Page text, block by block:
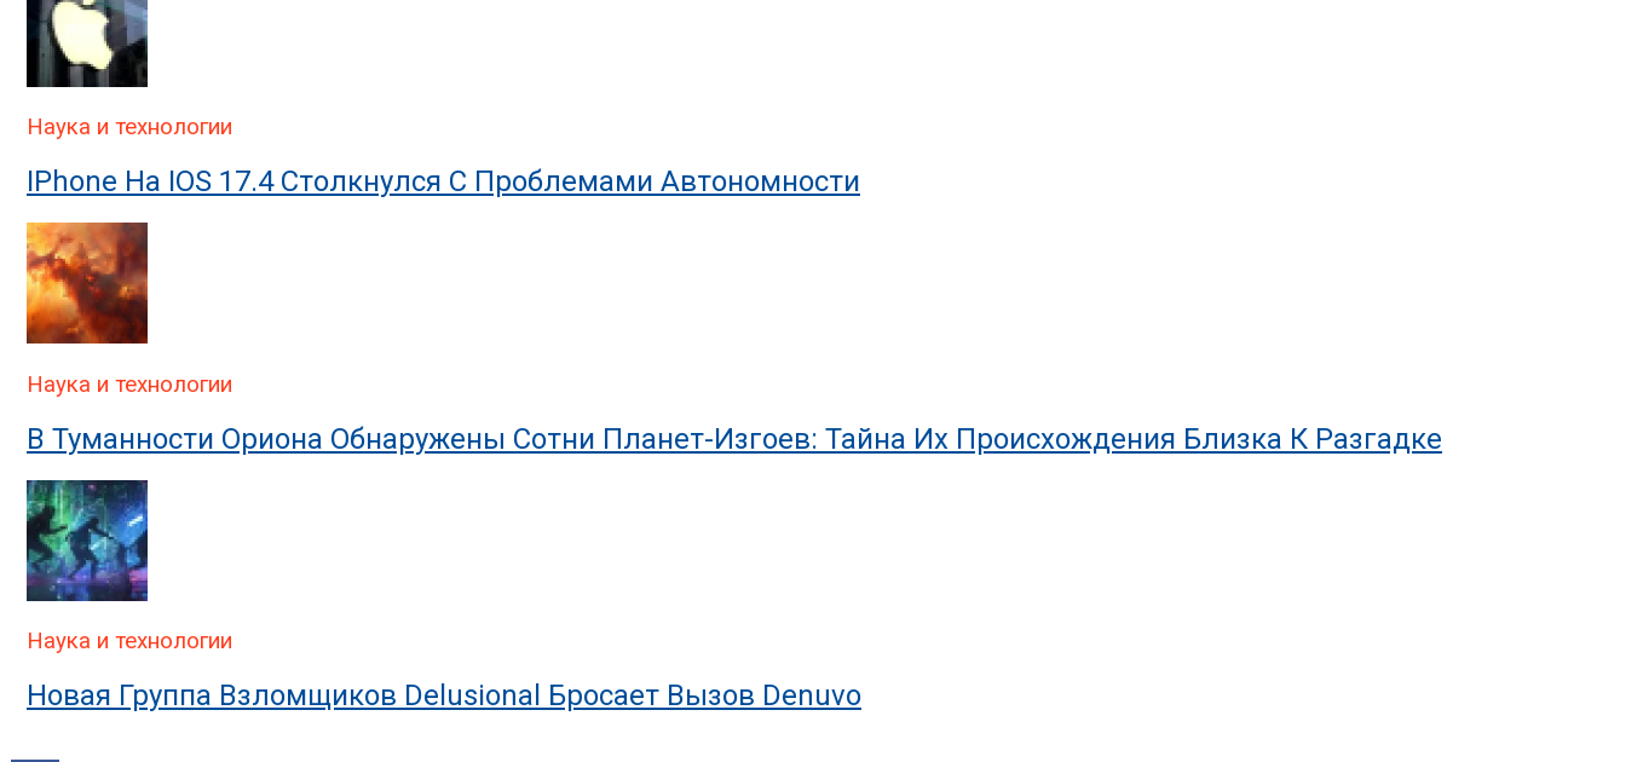
Наука и технологии
IPhone На IOS 17.4 Столкнулся С Проблемами Автономности
Наука и технологии
В Туманности Ориона Обнаружены Сотни Планет-Изгоев: Тайна Их Происхождения Близка К Разгадке
Наука и технологии
Новая Группа Взломщиков Delusional Бросает Вызов Denuvo